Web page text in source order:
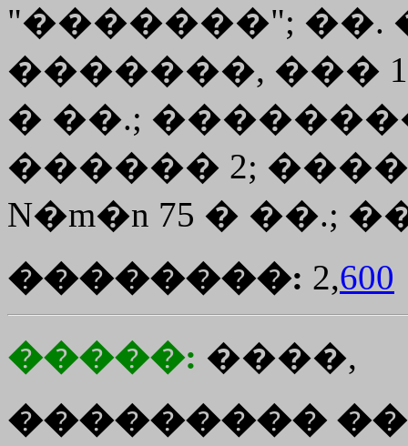
"�������"; ��.
�������, ���
� ��.;
������ 2;
N�m�n 75 � ��.;
��������: 2,600
�����: ����,
���������